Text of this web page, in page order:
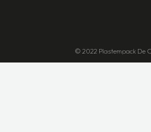
© 2022 Plastempack De